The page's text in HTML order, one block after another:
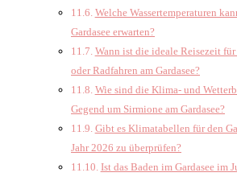
Welche Wassertemperaturen
Gardasee erwarten?
Wann ist die ideale Reisezeit
oder Radfahren am Gardasee?
Wie sind die Klima- und
Gegend um Sirmione am Gardasee?
Gibt es Klimatabellen für den
Jahr 2026 zu überprüfen?
Ist das Baden im Gardasee im